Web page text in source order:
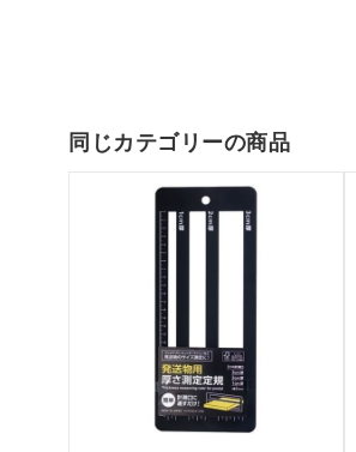
同じカテゴリーの商品